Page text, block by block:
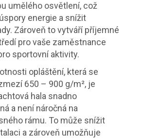
umělého osvětlení, což
energie a snížit
Zároveň to vytváří příjemné
pro vaše zaměstnance
sportovní aktivity.
opláštění, která se
650 – 900 g/m², je
hala snadno
a není náročná na
rámu. To může snížit
a zároveň umožňuje